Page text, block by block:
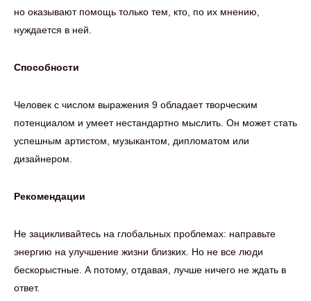
но оказывают помощь только тем, кто, по их мнению,
нуждается в ней.
Способности
Человек с числом выражения 9 обладает творческим
потенциалом и умеет нестандартно мыслить. Он может стать
успешным артистом, музыкантом, дипломатом или
дизайнером.
Рекомендации
Не зацикливайтесь на глобальных проблемах: направьте
энергию на улучшение жизни близких. Но не все люди
бескорыстные. А потому, отдавая, лучше ничего не ждать в
ответ.